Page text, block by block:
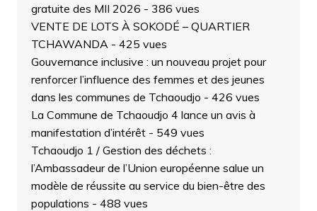
gratuite des MII 2026 - 386 vues
VENTE DE LOTS À SOKODÉ – QUARTIER
TCHAWANDA - 425 vues
Gouvernance inclusive : un nouveau projet pour
renforcer l’influence des femmes et des jeunes
dans les communes de Tchaoudjo - 426 vues
La Commune de Tchaoudjo 4 lance un avis à
manifestation d’intérêt- 549 vues
Tchaoudjo 1 / Gestion des déchets :
l’Ambassadeur de l’Union européenne salue un
modèle de réussite au service du bien-être des
populations - 488 vues